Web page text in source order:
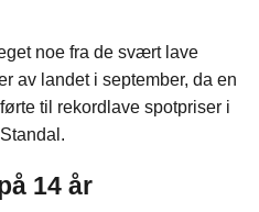
noe fra de svært lave
av landet i september, da en
til rekordlave spotpriser i
14 år